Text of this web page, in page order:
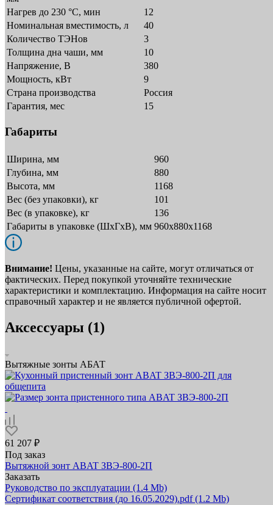
Нагрев до 230 °C, мин
12
Номинальная вместимость, л
40
Количество ТЭНов
3
Толщина дна чаши, мм
10
Напряжение, В
380
Мощность, кВт
9
Страна производства
Россия
Гарантия, мес
15
Габариты
Ширина, мм
960
Глубина, мм
880
Высота, мм
1168
Вес (без упаковки), кг
101
Вес (в упаковке), кг
136
Габариты в упаковке (ШxГxВ), мм 960х880х1168
Внимание! Цены, указанные на сайте, могут отличаться от
фактических. Перед покупкой уточняйте технические
характеристики и комплектацию. Информация на сайте носит
справочный характер и не является публичной офертой.
Аксессуары (1)
Вытяжные зонты АБАТ
61 207 ₽
Под заказ
Вытяжной зонт ABAT ЗВЭ‑800‑2П
Заказать
Руководство по эксплуатации (1.4 Mb)
Сертификат соответствия (до 16.05.2029).pdf(1.2 Mb)